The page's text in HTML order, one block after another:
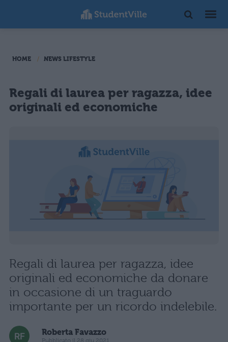
HOME NEWS LIFESTYLE
Regali di laurea per ragazza, idee
originali ed economiche
Regali di laurea per ragazza, idee
originali ed economiche da donare
in occasione di un traguardo
importante per un ricordo indelebile.
Roberta Favazzo